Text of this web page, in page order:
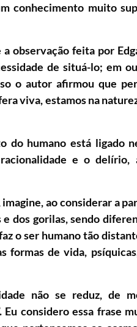
conhecimento muito
observação feita por
de situá-lo; em
o autor afirmou que
viva, estamos na
do humano está ligado
e o delírio,
ao considerar a
dos gorilas, sendo
o ser humano tão
formas de vida,
não se reduz, de
Eu considero essa frase